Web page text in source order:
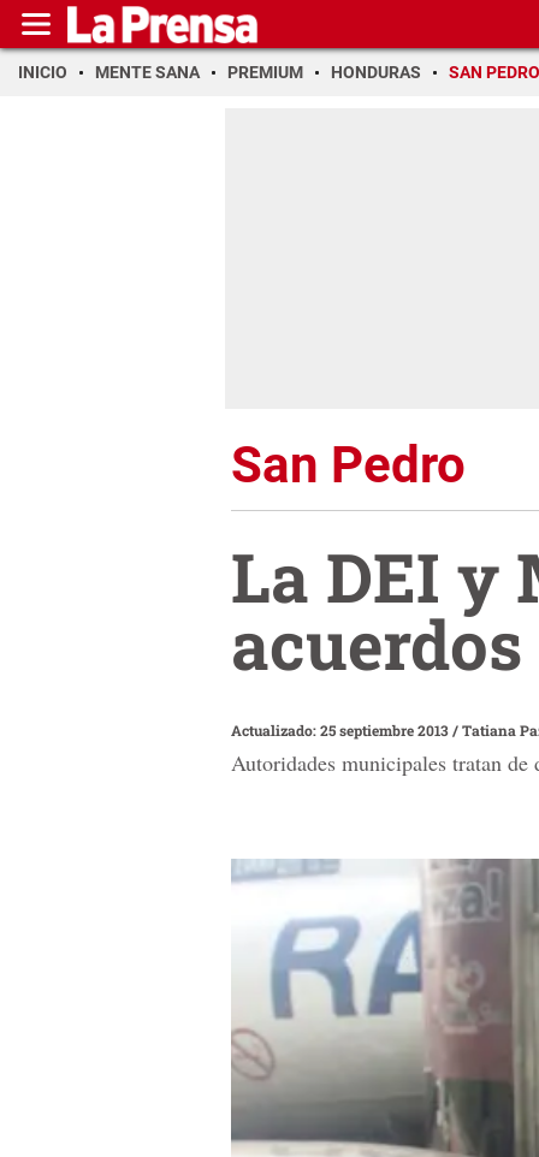
INICIO MENTE SANA PREMIUM HONDURAS SAN PEDRO
San Pedro
La DEI y
acuerdos
Actualizado: 25 septiembre 2013/Tatiana
Autoridades municipales tratan